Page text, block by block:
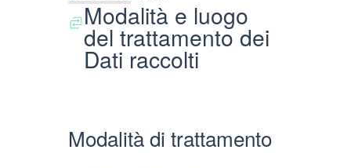
Modalità e luogo
del trattamento dei
Dati raccolti
Modalità di trattamento